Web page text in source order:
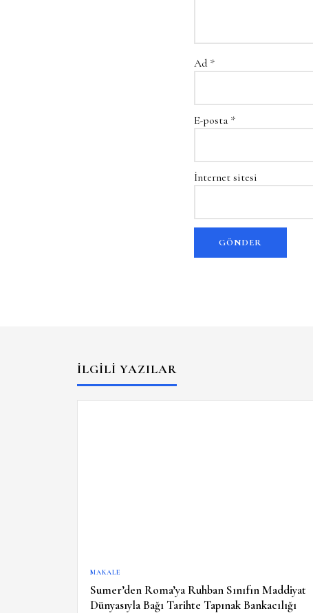
Ad *
E-posta *
İnternet sitesi
İLGILI YAZILAR
MAKALE
Sumer’den Roma’ya Ruhban Sınıfın Maddiyat
Dünyasıyla Bağı Tarihte Tapınak Bankacılığı